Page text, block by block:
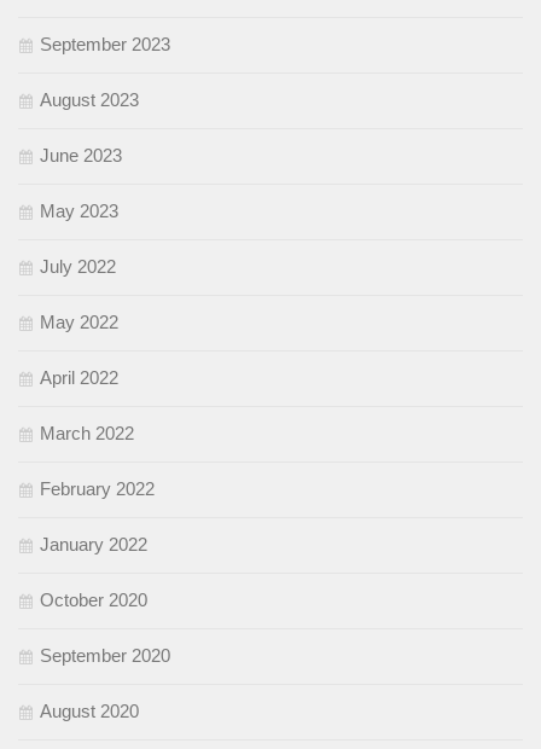
September 2023
August 2023
June 2023
May 2023
July 2022
May 2022
April 2022
March 2022
February 2022
January 2022
October 2020
September 2020
August 2020